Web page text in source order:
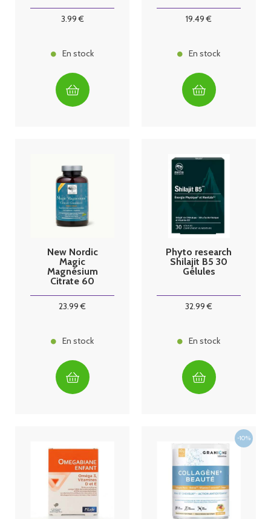
3.99€
En stock
19.49 €
En stock
New Nordic
Magic
Magnésium
Citrate 60
23.99 €
En stock
Phyto research
Shilajit B5 30
Gélules
32.99 €
En stock